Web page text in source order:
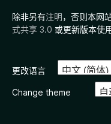
除非另有注明，否则本网
式共享 3.0 或更新版本使用
更改语言
Change theme